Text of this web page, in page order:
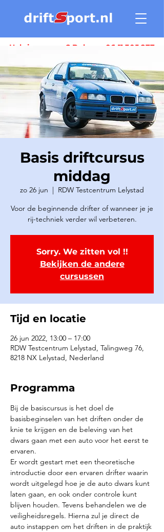
Heb je vragen ? Bel ons: 06 11 305 277
Basis driftcursus
middag
zo 26 jun
  |
RDW Testcentrum Lelystad
Voor de beginnende drifter of wanneer je je
rij-techniek verder wil verbeteren.
Sorry. We zitten vol !!
Bekijken de andere
cursussen
Tijd en locatie
26 jun 2022, 13:00 – 17:00
RDW Testcentrum Lelystad, Talingweg 76,
8218 NX Lelystad, Nederland
Programma
Bij de basiscursus is het doel de
basisbeginselen van het driften onder de
knie te krijgen en de beleving van het
dwars gaan met een auto voor het eerst te
ervaren.
Er wordt gestart met een theoretische
introductie door een ervaren drifter waarin
wordt uitgelegd hoe je de auto dwars kunt
laten gaan, en ook onder controle kunt
blijven houden. Tevens behandelen we de
veiligheidsregels. Hierna zul je direct de
auto instappen om het driften in de praktijk